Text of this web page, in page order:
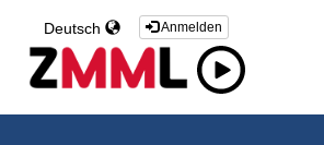
Anmelden
Deutsch